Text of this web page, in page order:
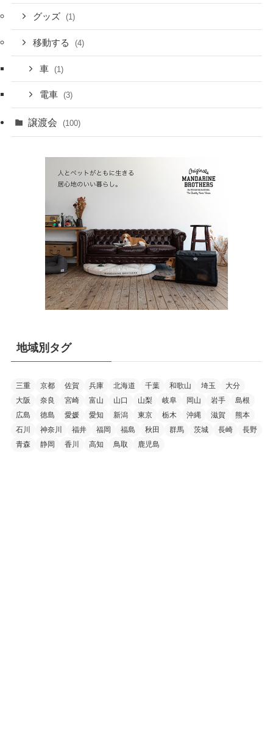
グッズ (1)
移動する (4)
車 (1)
電車 (3)
譲渡会 (100)
地域別タグ
三重 京都 佐賀 兵庫 北海道 千葉 和歌山 埼玉
大分
大阪
奈良 宮崎 富山 山口 山梨 岐阜 岡山 岩手
島根
広島
徳島 愛媛 愛知 新潟 東京 栃木 沖縄 滋賀
熊本
石川
神奈川 福井 福岡 福島 秋田 群馬 茨城 長崎
長野
青森
静岡 香川 高知 鳥取 鹿児島